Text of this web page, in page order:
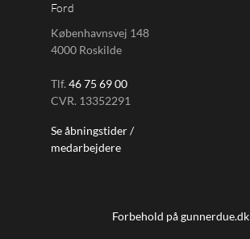
Ford
Københavnsvej 148
4000 Roskilde
Tlf. 46 75 69 00
CVR. 13352291
Se åbningstider /
medarbejdere
Forbehold på gunnerdue.dk